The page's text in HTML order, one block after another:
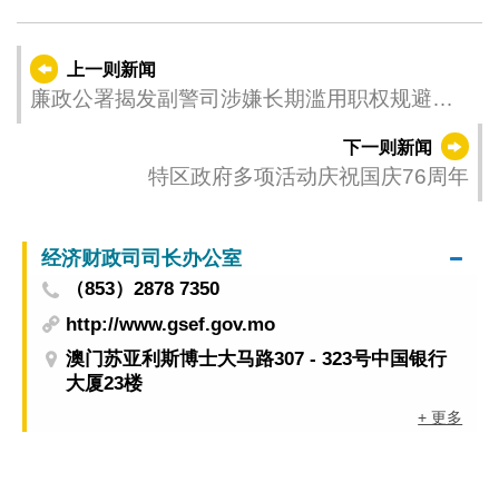
上一则新闻
廉政公署揭发副警司涉嫌长期滥用职权规避海
下一则新闻
特区政府多项活动庆祝国庆76周年
经济财政司司长办公室
（853）2878 7350
http://www.gsef.gov.mo
澳门苏亚利斯博士大马路307 - 323号中国银行
大厦23楼
+ 更多